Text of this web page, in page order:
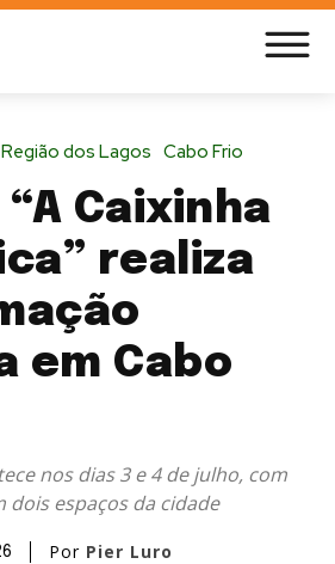
Região dos Lagos Cabo Frio
Caixinha
realiza
em Cabo
nos dias 3 e 4 de julho, com
espaços da cidade
Por Pier Luro